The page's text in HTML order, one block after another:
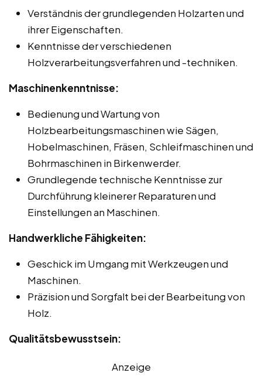
Verständnis der grundlegenden Holzarten und
ihrer Eigenschaften.
Kenntnisse der verschiedenen
Holzverarbeitungsverfahren und -techniken.
Maschinenkenntnisse:
Bedienung und Wartung von
Holzbearbeitungsmaschinen wie Sägen,
Hobelmaschinen, Fräsen, Schleifmaschinen und
Bohrmaschinen in Birkenwerder.
Grundlegende technische Kenntnisse zur
Durchführung kleinerer Reparaturen und
Einstellungen an Maschinen.
Handwerkliche Fähigkeiten:
Geschick im Umgang mit Werkzeugen und
Maschinen.
Präzision und Sorgfalt bei der Bearbeitung von
Holz.
Qualitätsbewusstsein:
Anzeige